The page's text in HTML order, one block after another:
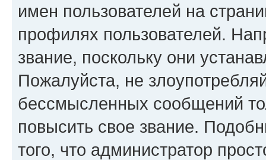
имен пользователей на
профилях пользователей.
звание, поскольку они
Пожалуйста, не
бессмысленных сообщений
повысить свое звание.
того, что администратор